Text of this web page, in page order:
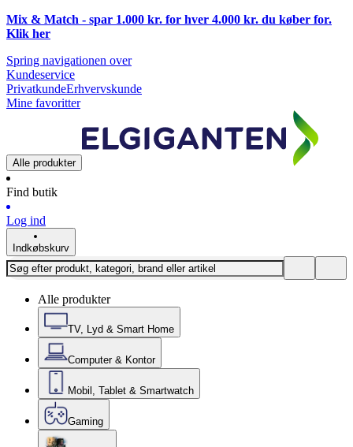
Mix & Match - spar 1.000 kr. for hver 4.000 kr. du køber for.
Klik her
Spring navigationen over
Kundeservice
PrivatkundeErhvervskunde
Mine favoritter
Alle produkter
Find butik
Log ind
Indkøbskurv
Alle produkter
TV, Lyd & Smart Home
Computer & Kontor
Mobil, Tablet & Smartwatch
Gaming